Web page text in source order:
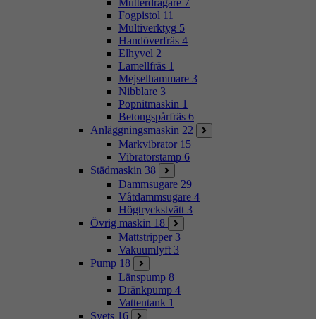
Mutterdragare 7
Fogpistol 11
Multiverktyg 5
Handöverfräs 4
Elhyvel 2
Lamellfräs 1
Mejselhammare 3
Nibblare 3
Popnitmaskin 1
Betongspårfräs 6
Anläggningsmaskin 22
Markvibrator 15
Vibratorstamp 6
Städmaskin 38
Dammsugare 29
Våtdammsugare 4
Högtryckstvätt 3
Övrig maskin 18
Mattstripper 3
Vakuumlyft 3
Pump 18
Länspump 8
Dränkpump 4
Vattentank 1
Svets 16